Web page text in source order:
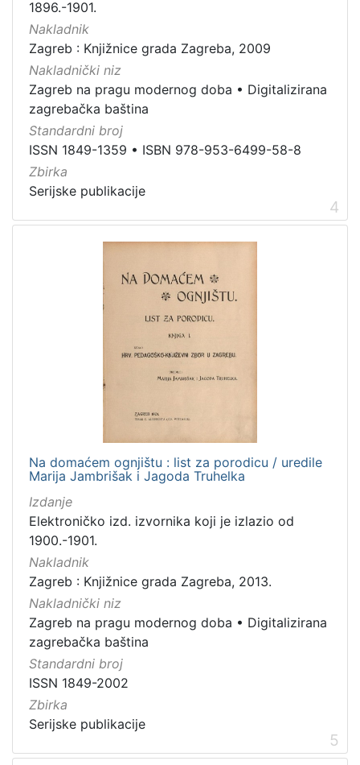
1896.-1901.
Nakladnik
Zagreb : Knjižnice grada Zagreba, 2009
Nakladnički niz
Zagreb na pragu modernog doba • Digitalizirana
zagrebačka baština
Standardni broj
ISSN 1849-1359 • ISBN 978-953-6499-58-8
Zbirka
Serijske publikacije
4
Na domaćem ognjištu : list za porodicu / uredile
Marija Jambrišak i Jagoda Truhelka
Izdanje
Elektroničko izd. izvornika koji je izlazio od
1900.-1901.
Nakladnik
Zagreb : Knjižnice grada Zagreba, 2013.
Nakladnički niz
Zagreb na pragu modernog doba • Digitalizirana
zagrebačka baština
Standardni broj
ISSN 1849-2002
Zbirka
Serijske publikacije
5